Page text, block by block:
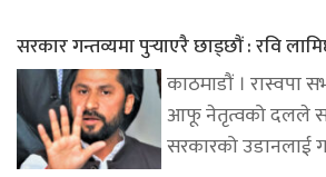
सरकार गन्तव्यमा पुर्‍याएरै छाड्छौं : रवि
काठमाडौं । रास्वपा
आफू नेतृत्वको दलले
सरकारको उडानलाई